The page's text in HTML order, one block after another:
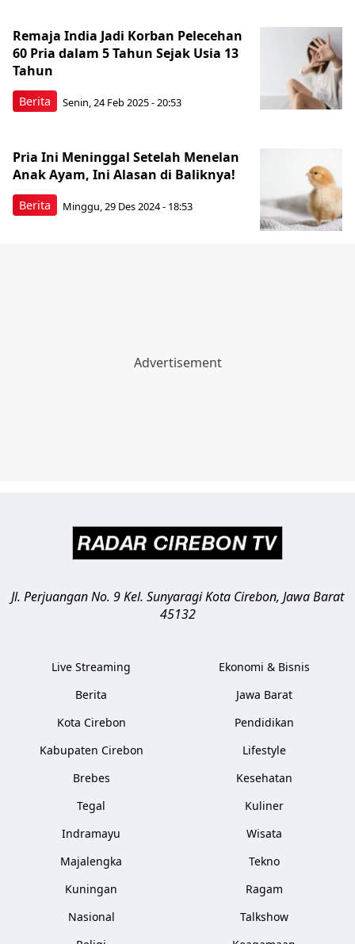
Berita
Remaja India Jadi Korban Pelecehan
60 Pria dalam 5 Tahun Sejak Usia 13
Tahun
Senin, 24 Feb 2025 - 20:53
Berita
Pria Ini Meninggal Setelah Menelan
Anak Ayam, Ini Alasan di Baliknya!
Minggu, 29 Des 2024 - 18:53
Jl. Perjuangan No. 9 Kel. SunyaragiKota Cirebon, Jawa Barat
45132
Live Streaming
Berita
Kota Cirebon
Kabupaten Cirebon
Brebes
Tegal
Indramayu
Majalengka
Kuningan
Nasional
Ekonomi & Bisnis
Jawa Barat
Pendidikan
Lifestyle
Kesehatan
Kuliner
Wisata
Tekno
Ragam
Talkshow